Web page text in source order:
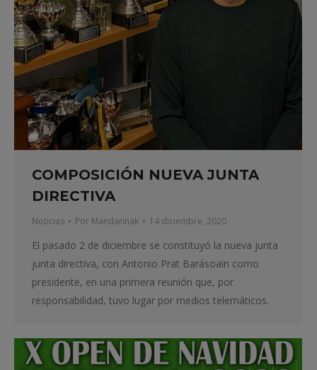
COMPOSICIÓN NUEVA JUNTA
DIRECTIVA
Noticias Por Mandarinak 14 diciembre, 2020
El pasado 2 de diciembre se constituyó la nueva junta
junta directiva, con Antonio Prat Barásoain como
presidente, en una primera reunión que, por
responsabilidad, tuvo lugar por medios telemáticos.